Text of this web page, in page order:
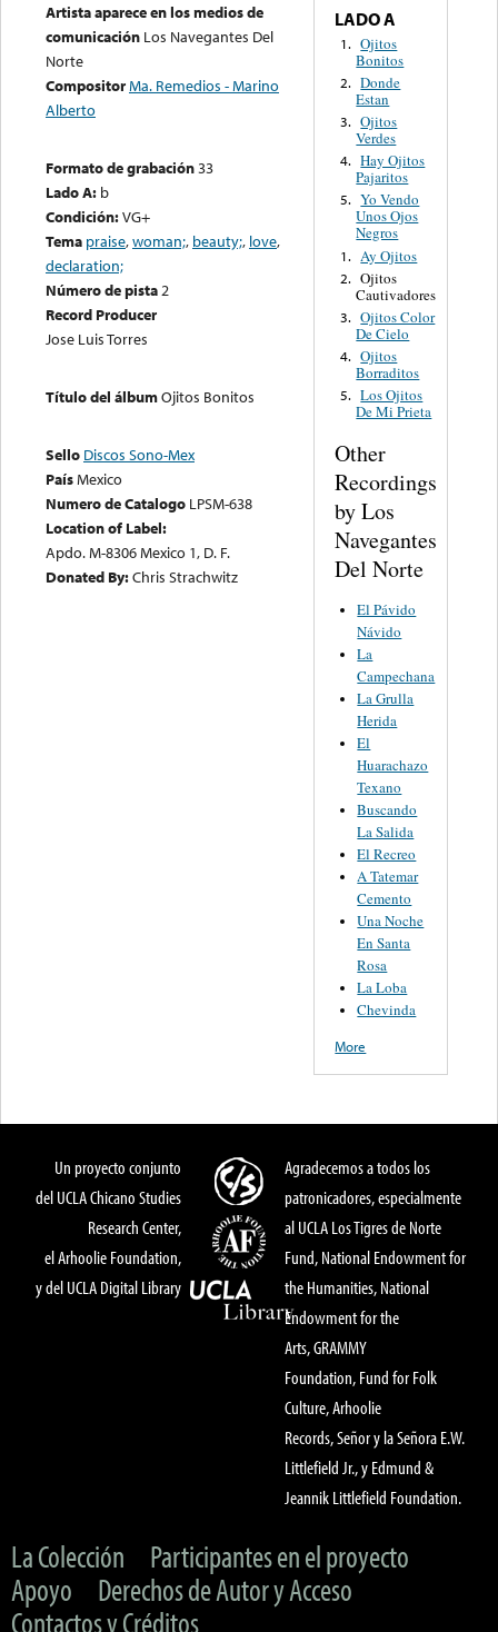
Artista aparece en los medios de
comunicación Los Navegantes Del
Norte
CompositorMa. Remedios - Marino
Alberto
Formato de grabación33
Lado A: b
Condición:VG+
Tema praise,woman;, beauty;, love,
declaration;
Número de pista2
Record Producer
Jose Luis Torres
Título del álbumOjitos Bonitos
Sello Discos Sono-Mex
PaísMexico
Numero de Catalogo LPSM-638
Location of Label:
Apdo. M-8306 Mexico 1, D. F.
Donated By:Chris Strachwitz
LADO A
1. Ojitos
Bonitos
2. Donde
Estan
3. Ojitos
Verdes
4. Hay Ojitos
Pajaritos
5. Yo Vendo
Unos Ojos
Negros
1. Ay Ojitos
2. Ojitos
Cautivadores
3. Ojitos Color
De Cielo
4. Ojitos
Borraditos
5. Los Ojitos
De Mi Prieta
Other
Recordings
by Los
Navegantes
Del Norte
El Pávido
Návido
La
Campechana
La Grulla
Herida
El
Huarachazo
Texano
Buscando
La Salida
El Recreo
A Tatemar
Cemento
Una Noche
En Santa
Rosa
La Loba
Chevinda
More
Un proyecto conjunto
del UCLA Chicano Studies
Research Center,
el Arhoolie Foundation,
y del UCLA Digital Library
Agradecemos a todos los
patronicadores, especialmente
al UCLA Los Tigres de Norte
Fund, National Endowment for
the Humanities, National
Endowment for the
Arts, GRAMMY
Foundation, Fund for Folk
Culture, Arhoolie
Records, Señor y la Señora E.W.
Littlefield Jr., y Edmund &
Jeannik Littlefield Foundation.
La Colección
Participantes en el proyecto
Apoyo
Derechos de Autor y Acceso
Contactos y Créditos